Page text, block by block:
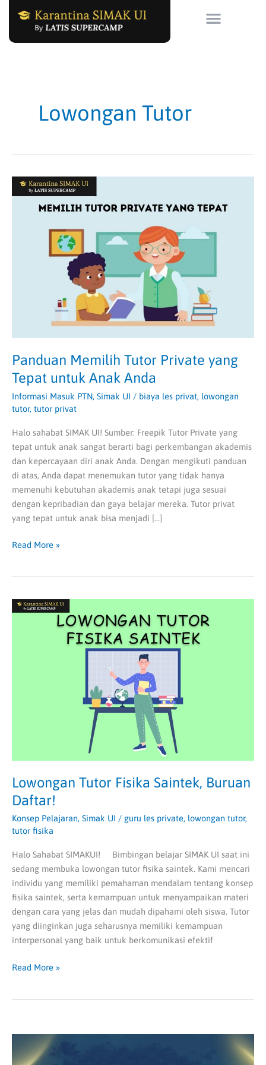
Lowongan Tutor
Panduan Memilih Tutor Private yang
Tepat untuk Anak Anda
Informasi Masuk PTN, Simak UI / biaya les privat, lowongan
tutor, tutor privat
Halo sahabat SIMAK UI! Sumber: Freepik Tutor Private yang
tepat untuk anak sangat berarti bagi perkembangan akademis
dan kepercayaan diri anak Anda. Dengan mengikuti panduan
di atas, Anda dapat menemukan tutor yang tidak hanya
memenuhi kebutuhan akademis anak tetapi juga sesuai
dengan kepribadian dan gaya belajar mereka. Tutor privat
yang tepat untuk anak bisa menjadi […]
Panduan
Memilih
Read More »
Lowongan Tutor Fisika Saintek, Buruan
Daftar!
Konsep Pelajaran, Simak UI / guru les private, lowongan tutor,
tutor fisika
Halo Sahabat SIMAKUI! Bimbingan belajar SIMAK UI saat ini
sedang membuka lowongan tutor fisika saintek. Kami mencari
individu yang memiliki pemahaman mendalam tentang konsep
fisika saintek, serta kemampuan untuk menyampaikan materi
dengan cara yang jelas dan mudah dipahami oleh siswa. Tutor
yang diinginkan juga seharusnya memiliki kemampuan
interpersonal yang baik untuk berkomunikasi efektif
Lowongan
Read More »